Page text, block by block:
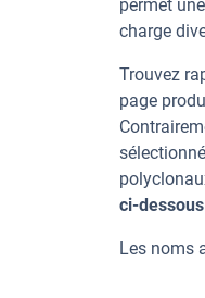
permet
charge
Trouvez
page
ci-
Les noms